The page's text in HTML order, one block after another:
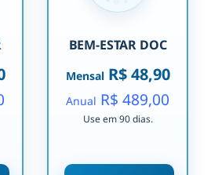
BEM-ESTAR DOC
MensalR$ 48,90
Anual R$ 489,00
Use em 90 dias.